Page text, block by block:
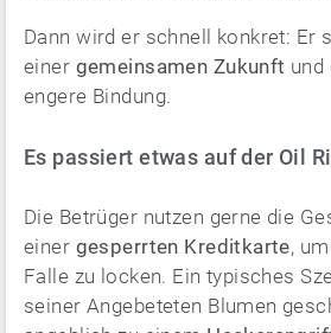
Dann wird er schnell konkret: Er
einer gemeinsamen Zukunft und
engere Bindung.
Es passiert etwas auf der Oil
Die Betrüger nutzen gerne die
einer gesperrten Kreditkarte,
Falle zu locken. Ein typisches
seiner Angebeteten Blumen